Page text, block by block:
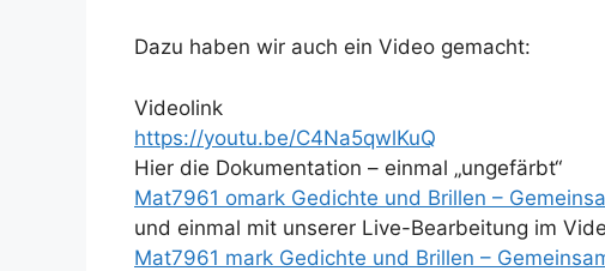
Dazu haben wir auch ein Video gemacht:
Videolink
https://youtu.be/C4Na5qwlKuQ
Hier die Dokumentation – einmal „ungefärbt“
Mat7961 omark Gedichte und Brillen –
und einmal mit unserer Live-Bearbeitung im
Mat7961 mark Gedichte und Brillen –